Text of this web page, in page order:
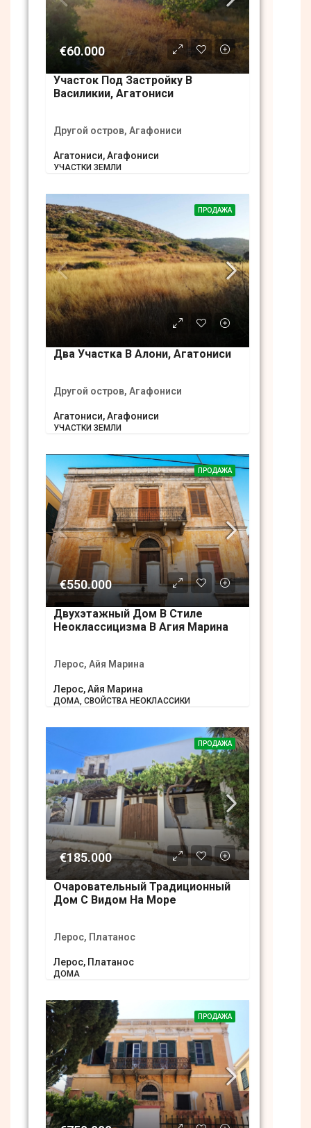
€60.000
Участок Под Застройку В
Василикии, Агатониси
Другой остров, Агафониси
Агатониси, Агафониси
УЧАСТКИ ЗЕМЛИ
ПРОДАЖА
Два Участка В Алони, Агатониси
Другой остров, Агафониси
Агатониси, Агафониси
УЧАСТКИ ЗЕМЛИ
ПРОДАЖА
€550.000
Двухэтажный Дом В Стиле
Неоклассицизма В Агия Марина
Лерос, Айя Марина
Лерос, Айя Марина
ДОМА, СВОЙСТВА НЕОКЛАССИКИ
ПРОДАЖА
€185.000
Очаровательный Традиционный
Дом С Видом На Море
Лерос, Платанос
Лерос, Платанос
ДОМА
ПРОДАЖА